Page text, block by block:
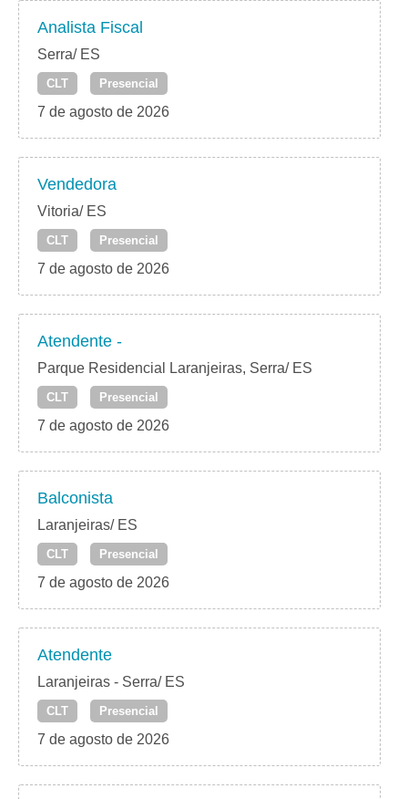
Analista Fiscal
Serra/ ES
CLT Presencial
7 de agosto de 2026
Vendedora
Vitoria/ ES
CLT Presencial
7 de agosto de 2026
Atendente -
Parque Residencial Laranjeiras, Serra/ ES
CLT Presencial
7 de agosto de 2026
Balconista
Laranjeiras/ ES
CLT Presencial
7 de agosto de 2026
Atendente
Laranjeiras - Serra/ ES
CLT Presencial
7 de agosto de 2026